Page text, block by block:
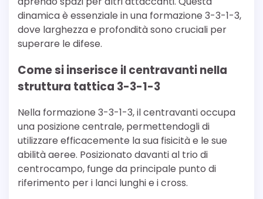
dinamica è essenziale in una formazione 3-3-1-3,
dove larghezza e profondità sono cruciali per
superare le difese.
Come si inserisce il centravanti nella
struttura tattica 3-3-1-3
Nella formazione 3-3-1-3, il centravanti occupa
una posizione centrale, permettendogli di
utilizzare efficacemente la sua fisicità e le sue
abilità aeree. Posizionato davanti al trio di
centrocampo, funge da principale punto di
riferimento per i lanci lunghi e i cross.